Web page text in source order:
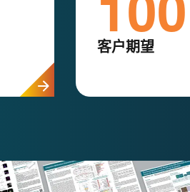
客户期望